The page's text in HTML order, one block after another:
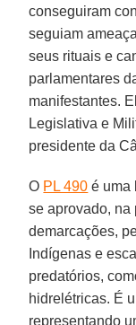
conseguiram
seguiam
seus rituais e
parlamentares
manifestantes.
Legislativa e
presidente da
O PL 490 é uma
se aprovado,
demarcações,
Indígenas e
predatórios,
hidrelétricas. É
representando